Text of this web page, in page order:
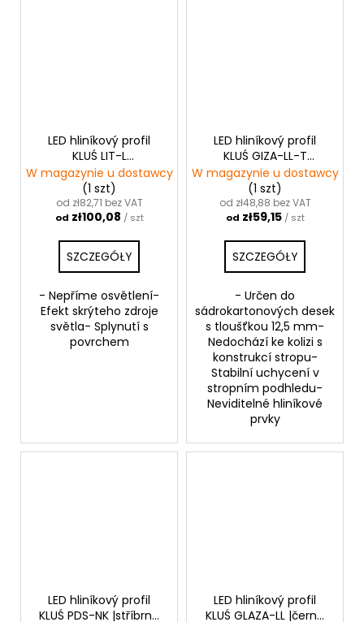
LED hliníkový profil
KLUŚ LIT-L
|neanodizovaná
W magazynie u dostawcy
(1 szt)
od zł82,71 bez VAT
od zł100,08 / szt
SZCZEGÓŁY
- Nepříme osvětlení-
Efekt skrýteho zdroje
světla- Splynutí s
povrchem
LED hliníkový profil
KLUŚ GIZA-LL-T
|neanodizovaný
W magazynie u dostawcy
(1 szt)
od zł48,88 bez VAT
od zł59,15 / szt
SZCZEGÓŁY
- Určen do
sádrokartonových desek
s tloušťkou 12,5 mm-
Nedochází ke kolizi s
konstrukcí stropu-
Stabilní uchycení v
stropním podhledu-
Neviditelné hliníkové
prvky
LED hliníkový profil
KLUŚ PDS-NK |stříbrná
LED hliníkový profil
KLUŚ GLAZA-LL |černá